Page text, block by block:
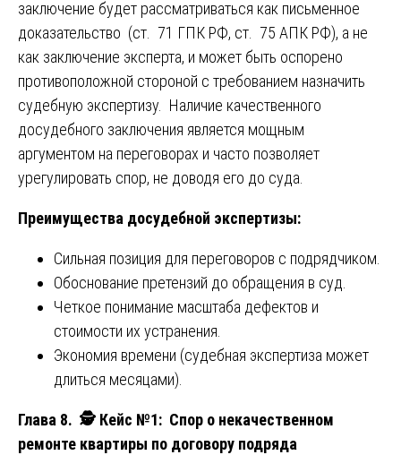
заключение будет рассматриваться как письменное
доказательство (ст. 71 ГПК РФ, ст. 75 АПК РФ), а не
как заключение эксперта, и может быть оспорено
противоположной стороной с требованием назначить
судебную экспертизу. Наличие качественного
досудебного заключения является мощным
аргументом на переговорах и часто позволяет
урегулировать спор, не доводя его до суда.
Преимущества досудебной экспертизы:
Сильная позиция для переговоров с подрядчиком.
Обоснование претензий до обращения в суд.
Четкое понимание масштаба дефектов и
стоимости их устранения.
Экономия времени (судебная экспертиза может
длиться месяцами).
Глава 8. 🕵️ Кейс №1: Спор о некачественном
ремонте квартиры по договору подряда